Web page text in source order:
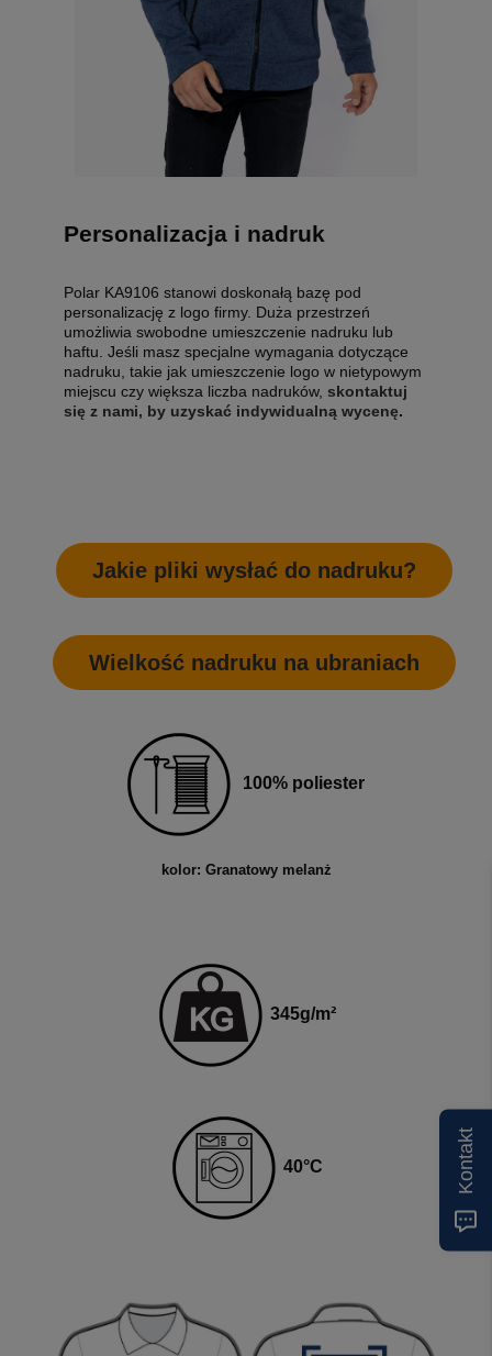
Personalizacja i nadruk
Polar KA9106 stanowi doskonałą bazę pod
personalizację z logo firmy. Duża przestrzeń
umożliwia swobodne umieszczenie nadruku lub
haftu. Jeśli masz specjalne wymagania dotyczące
nadruku, takie jak umieszczenie logo w nietypowym
miejscu czy większa liczba nadruków, skontaktuj
się z nami, by uzyskać indywidualną wycenę.
Jakie pliki wysłać do nadruku?
Wielkość nadruku na ubraniach
100% poliester
kolor: Granatowy melanż
345g/m²
40°C Kontakt